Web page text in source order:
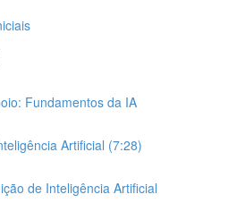
Fundamentos da IA
Artificial (7:28)
de Inteligência Artificial